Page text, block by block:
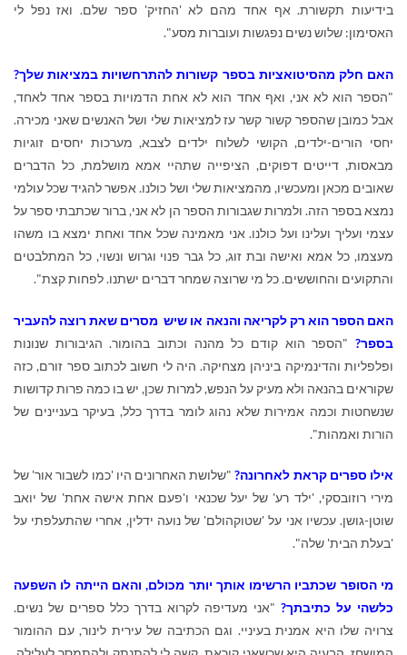
בידיעות תקשורת. אף אחד מהם לא 'החזיק' ספר שלם. ואז נפל לי
האסימון: שלוש נשים נפגשות ועוברות מסע".
האם חלק מהסיטואציות בספר קשורות להתרחשויות במציאות שלך?
"הספר הוא לא אני, ואף אחד הוא לא אחת הדמויות בספר אחד לאחד,
אבל כמובן שהספר קשור קשר עז למציאות שלי ושל האנשים שאני מכירה.
יחסי הורים-ילדים, הקושי לשלוח ילדים לצבא, מערכות יחסים זוגיות
מבאסות, דייטים דפוקים, הציפייה שתהיי אמא מושלמת, כל הדברים
שאובים מכאן ומעכשיו, מהמציאות שלי ושל כולנו. אפשר להגיד שכל עולמי
נמצא בספר הזה. ולמרות שגבורות הספר הן לא אני, ברור שכתבתי ספר על
עצמי ועליך ועלינו ועל כולנו. אני מאמינה שכל אחד ואחת ימצא בו משהו
מעצמו, כל אמא ואישה ובת זוג, כל גבר פנוי וגרוש ונשוי, כל המתלבטים
והתקועים והחוששים. כל מי שרוצה שמחר דברים ישתנו. לפחות קצת".
האם הספר הוא רק לקריאה והנאה או שיש מסרים שאת רוצה להעביר
בספר? "הספר הוא קודם כל מהנה וכתוב בהומור. הגיבורות שנונות
ופלפליות והדינמיקה ביניהן מצחיקה. היה לי חשוב לכתוב ספר זורם, כזה
שקוראים בהנאה ולא מעיק על הנפש, למרות שכן, יש בו כמה פרות קדושות
שנשחטות וכמה אמירות שלא נהוג לומר בדרך כלל, בעיקר בעניינים של
הורות ואמהות".
אילו ספרים קראת לאחרונה? "שלושת האחרונים היו 'כמו לשבור אור' של
מירי רוזובסקי, 'ילד רע' של יעל שכנאי ו'פעם אחת אישה אחת' של יואב
שוטן-גושן. עכשיו אני על 'שטוקהולם' של נועה ידלין, אחרי שהתעלפתי על
'בעלת הבית' שלה".
מי הסופר שכתביו הרשימו אותך יותר מכולם, והאם הייתה לו השפעה
כלשהי על כתיבתך? "אני מעדיפה לקרוא בדרך כלל ספרים של נשים.
צרויה שלו היא אמנית בעיניי. וגם הכתיבה של עירית לינור, עם ההומור